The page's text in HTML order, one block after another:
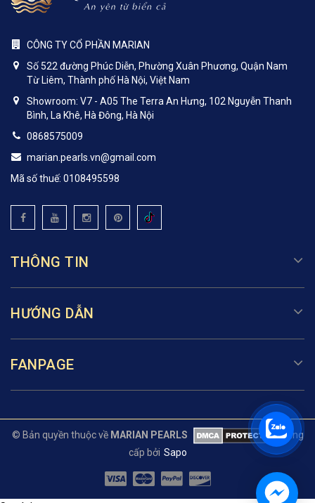
CÔNG TY CỔ PHẦN MARIAN
Số 522 đường Phúc Diễn, Phường Xuân Phương, Quận Nam
Từ Liêm, Thành phố Hà Nội, Việt Nam
Showroom: V7 - A05 The Terra An Hưng, 102 Nguyễn Thanh
Bình, La Khê, Hà Đông, Hà Nội
0868575009
marian.pearls.vn@gmail.com
Mã số thuế: 0108495598
THÔNG TIN
HƯỚNG DẪN
FANPAGE
© Bản quyền thuộc về MARIAN PEARLS
Cung
cấp bởi Sapo